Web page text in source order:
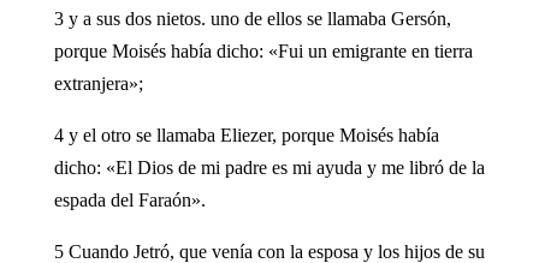
3 y a sus dos nietos. uno de ellos se llamaba Gersón,
porque Moisés había dicho: «Fui un emigrante en tierra
extranjera»;
4 y el otro se llamaba Eliezer, porque Moisés había
dicho: «El Dios de mi padre es mi ayuda y me libró de la
espada del Faraón».
5 Cuando Jetró, que venía con la esposa y los hijos de su